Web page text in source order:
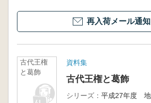
再入荷メール通知
古代王権
と葛飾
資料集
古代王権と葛飾
シリーズ：